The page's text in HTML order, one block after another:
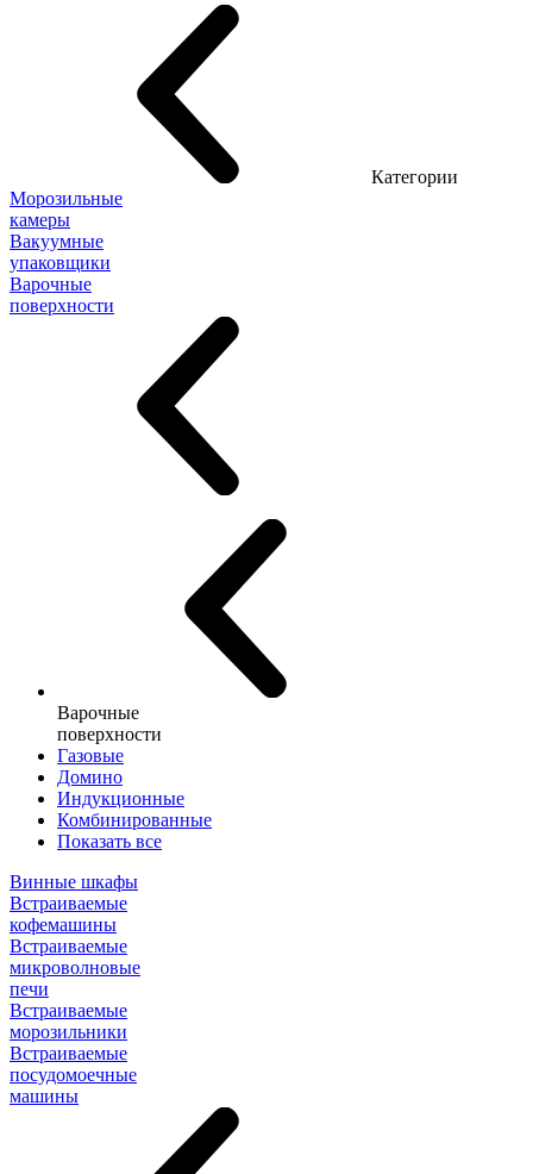
Категории
Морозильные
камеры
Вакуумные
упаковщики
Варочные
поверхности
Варочные
поверхности
Газовые
Домино
Индукционные
Комбинированные
Показать все
Винные шкафы
Встраиваемые
кофемашины
Встраиваемые
микроволновые
печи
Встраиваемые
морозильники
Встраиваемые
посудомоечные
машины